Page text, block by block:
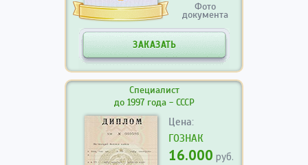
Фото
документа
ЗАКАЗАТЬ
Специалист
до 1997 года - СССР
Цена:
ГОЗНАК
16.000 руб.